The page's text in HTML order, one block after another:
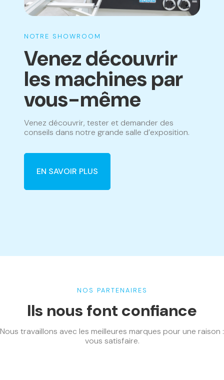
NOTRE SHOWROOM
Venez découvrir
les machines par
vous-même
Venez découvrir, tester et demander des
conseils dans notre grande salle d’exposition.
EN SAVOIR PLUS
NOS PARTENAIRES
Ils nous font confiance
Nous travaillons avec les meilleures marques pour une raison :
vous satisfaire.